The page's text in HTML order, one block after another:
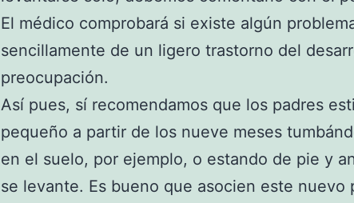
El médico comprobará si existe algún
sencillamente de un ligero trastorno del
preocupación.
Así pues, sí recomendamos que los padres
pequeño a partir de los nueve meses
en el suelo, por ejemplo, o estando de pie y
se levante. Es bueno que asocien este nuevo